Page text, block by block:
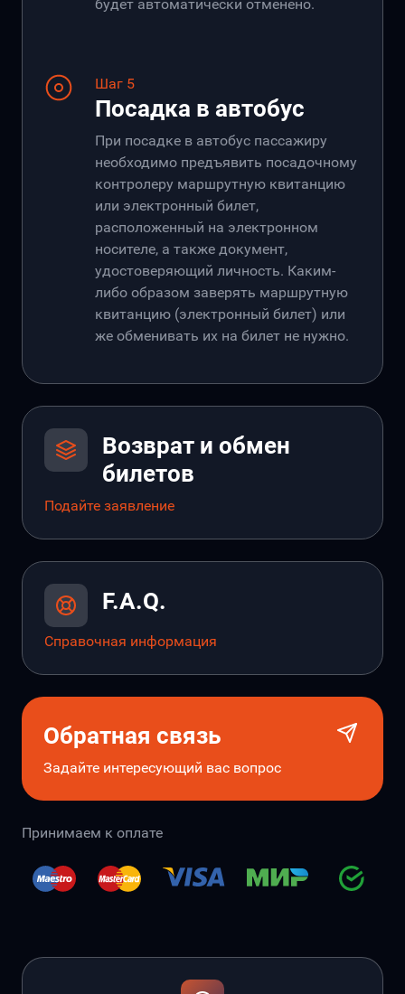
будет автоматически отменено.
Шаг 5
Посадка в автобус
При посадке в автобус пассажиру
необходимо предъявить посадочному
контролеру маршрутную квитанцию
или электронный билет,
расположенный на электронном
носителе, а также документ,
удостоверяющий личность. Каким-
либо образом заверять маршрутную
квитанцию (электронный билет) или
же обменивать их на билет не нужно.
Возврат и обмен
билетов
Подайте заявление
F.A.Q.
Справочная информация
Обратная связь
Задайте интересующий вас вопрос
Принимаем к оплате